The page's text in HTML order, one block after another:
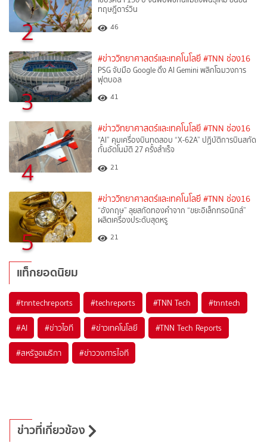
2
ทฤษฎีดาร์วิน
46
3
#ข่าววิทยาศาสตร์และเทคโนโลยี #TNN ช่อง16
PSG จับมือ Google ดึง AI Gemini พลิกโฉมวงการ
ฟุตบอล
41
4
#ข่าววิทยาศาสตร์และเทคโนโลยี #TNN ช่อง16
“AI” คุมเครื่องบินทดสอบ “X-62A” ปฏิบัติการบินสกัด
กั้นอัตโนมัติ 27 ครั้งสำเร็จ
21
5
#ข่าววิทยาศาสตร์และเทคโนโลยี #TNN ช่อง16
“อังกฤษ” ลุยสกัดทองคำจาก “ขยะอิเล็กทรอนิกส์”
ผลิตเครื่องประดับสุดหรู
21
แท็กยอดนิยม
#tnntechreports #techreports #TNN Tech #tnntech
#AI #ข่าวไอที #ข่าวเทคโนโลยี #TNN Tech Reports
#สหรัฐอเมริกา #ข่าววงการไอที
ข่าวที่เกี่ยวข้อง